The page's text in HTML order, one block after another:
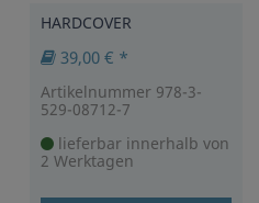
HARDCOVER
39,00 € *
Artikelnummer 978-3-
529-08712-7
lieferbar innerhalb von
2 Werktagen